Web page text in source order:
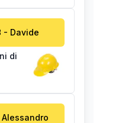
- Davide
di
Alessandro